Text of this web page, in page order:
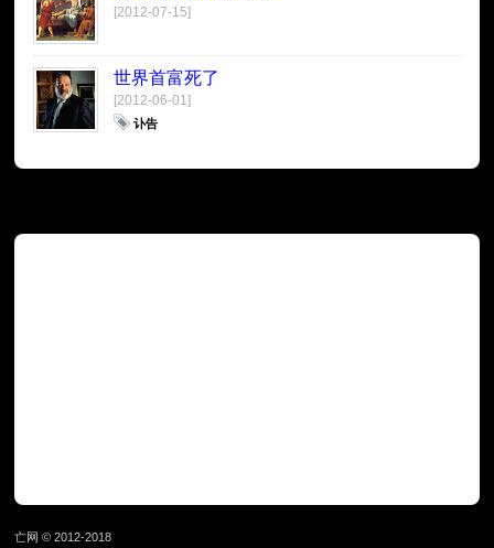
[2012-07-15]
世界首富死了
[2012-06-01]
讣告
亡网 © 2012-2018